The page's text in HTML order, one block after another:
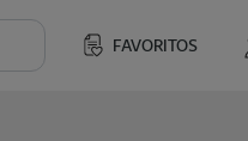
FAVORITOS